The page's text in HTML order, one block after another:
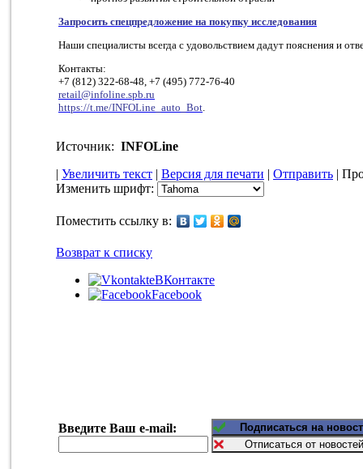
Запросить спецпредложение на покупку исследования
Наши специалисты всегда с удовольствием дадут пояснения и
Контакты:
+7 (812) 322-68-48, +7 (495) 772-76-40
retail@infoline.spb.ru
https://t.me/INFOLine_auto_Bot.
Источник: INFOLine
| Увеличить текст | Версия для печати | Отправить |
Изменить шрифт:
Поместить ссылку в:
Возврат к списку
ВКонтакте
Facebook
Введите Ваш e-mail: